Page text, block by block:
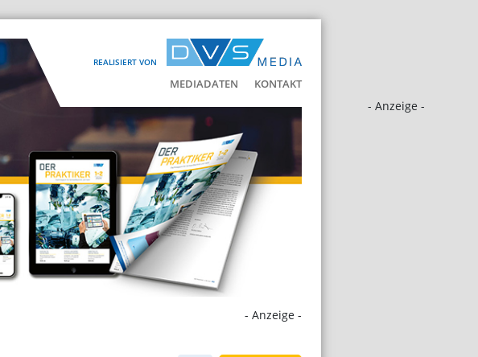
REALISIERT VON
MEDIADATEN KONTAKT
- Anzeige -
- Anzeige -